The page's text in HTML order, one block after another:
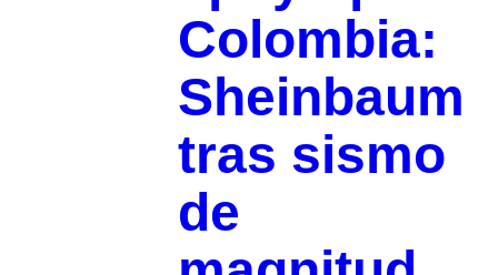
Colombia:
Sheinbaum
tras sismo
de